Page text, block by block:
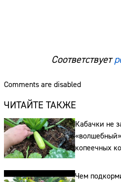
Соответствует
Comments are disabled
ЧИТАЙТЕ ТАКЖЕ
Кабачки не
копеечных
плодоносить
Чем